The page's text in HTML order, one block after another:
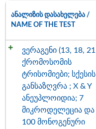
ᲐᲜᲐᲚᲘᲖᲘᲡ ᲓᲐᲡᲐᲮᲔᲚᲔᲑᲐ /
NAME OF THE TEST
ვერაგენი (13, 18, 21
ქრომოსომის
ტრისომიები; სქესის
განსაზღვრა ; X & Y
ანეუპლოიდია; 7
მიკროდელეცია და
100 მონოგენური